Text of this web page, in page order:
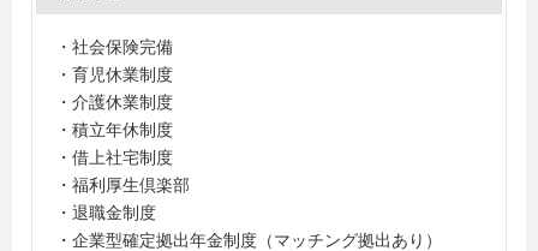
・社会保険完備
・育児休業制度
・介護休業制度
・積立年休制度
・借上社宅制度
・福利厚生倶楽部
・退職金制度
・企業型確定拠出年金制度（マッチング拠出あり）